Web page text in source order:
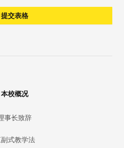
提交表格
本校概况
事长致辞
式教学法